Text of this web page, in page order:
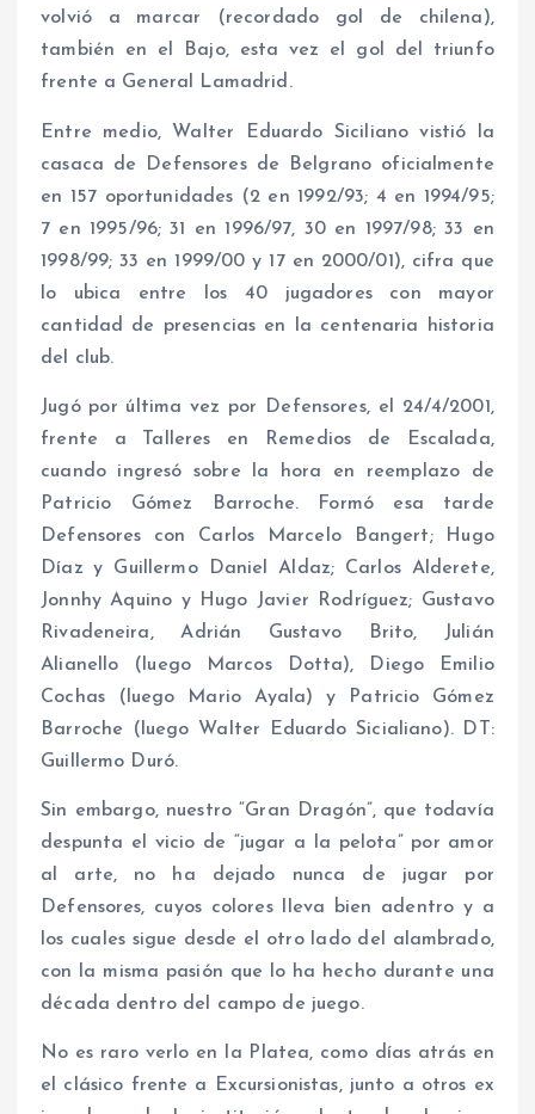
volvió a marcar (recordado gol de chilena),
también en el Bajo, esta vez el gol del triunfo
frente a General Lamadrid.
Entre medio, Walter Eduardo Siciliano vistió la
casaca de Defensores de Belgrano oficialmente
en 157 oportunidades (2 en 1992/93; 4 en 1994/95;
7 en 1995/96; 31 en 1996/97, 30 en 1997/98; 33 en
1998/99; 33 en 1999/00 y 17 en 2000/01), cifra que
lo ubica entre los 40 jugadores con mayor
cantidad de presencias en la centenaria historia
del club.
Jugó por última vez por Defensores, el 24/4/2001,
frente a Talleres en Remedios de Escalada,
cuando ingresó sobre la hora en reemplazo de
Patricio Gómez Barroche. Formó esa tarde
Defensores con Carlos Marcelo Bangert; Hugo
Díaz y Guillermo Daniel Aldaz; Carlos Alderete,
Jonnhy Aquino y Hugo Javier Rodríguez; Gustavo
Rivadeneira, Adrián Gustavo Brito, Julián
Alianello (luego Marcos Dotta), Diego Emilio
Cochas (luego Mario Ayala) y Patricio Gómez
Barroche (luego Walter Eduardo Sicialiano). DT:
Guillermo Duró.
Sin embargo, nuestro “Gran Dragón”, que todavía
despunta el vicio de “jugar a la pelota” por amor
al arte, no ha dejado nunca de jugar por
Defensores, cuyos colores lleva bien adentro y a
los cuales sigue desde el otro lado del alambrado,
con la misma pasión que lo ha hecho durante una
década dentro del campo de juego.
No es raro verlo en la Platea, como días atrás en
el clásico frente a Excursionistas, junto a otros ex